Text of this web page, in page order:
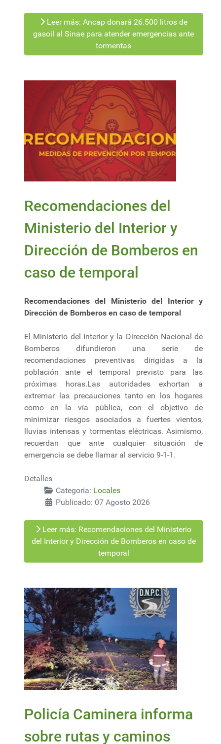
Leer más: Ancap donará 26.500 litros de
gasoil al Sinae para atender emergencias ante
tormentas
Recomendaciones del
Ministerio del Interior y
Dirección de Bomberos en
caso de temporal
Recomendaciones del Ministerio del Interior y
Dirección de Bomberos en caso de temporal
El Ministerio del Interior y la Dirección Nacional de
Bomberos difundieron una serie de
recomendaciones preventivas dirigidas a la
población ante el temporal previsto para las
próximas horas.Las autoridades exhortan a
extremar las precauciones tanto en los hogares
como en la vía pública, con el objetivo de
minimizar riesgos asociados a fuertes vientos,
lluvias intensas y tormentas eléctricas. Asimismo,
recuerdan que ante cualquier situación de
emergencia se debe llamar al servicio 9-1-1.
Detalles
Categoría: Locales
Publicado: 07 Agosto 2026
Leer más: Recomendaciones del Ministerio
del Interior y Dirección de Bomberos en caso de
temporal
Policía Caminera informa
sobre rutas y caminos